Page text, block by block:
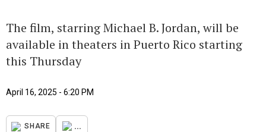
The film, starring Michael B. Jordan, will be
available in theaters in Puerto Rico starting
this Thursday
April 16, 2025 - 6:20 PM
SHARE ...